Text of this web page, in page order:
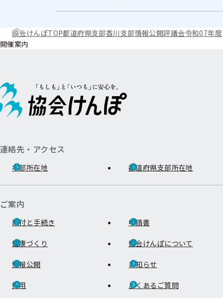
協会けんぽTOP都道府県支部香川支部情報公開評議会令和07年度
開催案内
連絡先・アクセス
本部所在地 都道府県支部所在地
ご案内
給付と手続き 申請書
健康づくり 協会けんぽについて
情報公開 お知らせ
採用 よくあるご質問